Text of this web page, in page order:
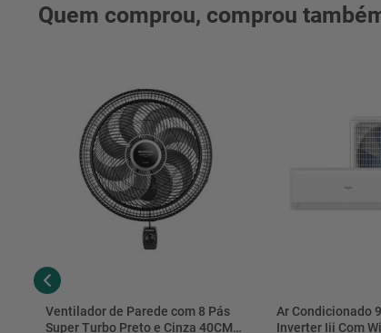
Quem comprou, comprou
Ventilador de Parede com 8 Pás
Super Turbo Preto e Cinza 40CM
Ar Condicionado
Inverter Iii Com